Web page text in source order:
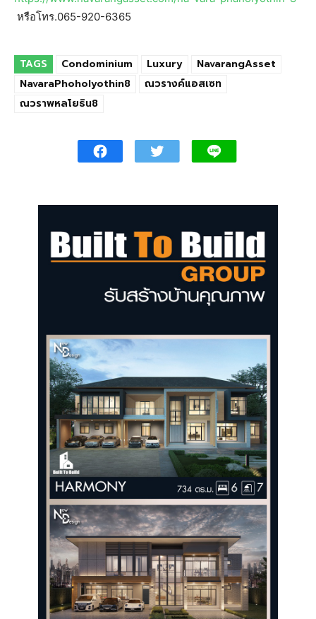
หรือโทร.065-920-6365
TAGS Condominium Luxury
NavarangAsset
NavaraPhoholyothin8
ณวรางค์แอสเซท
ณวราพหลโยธิน8